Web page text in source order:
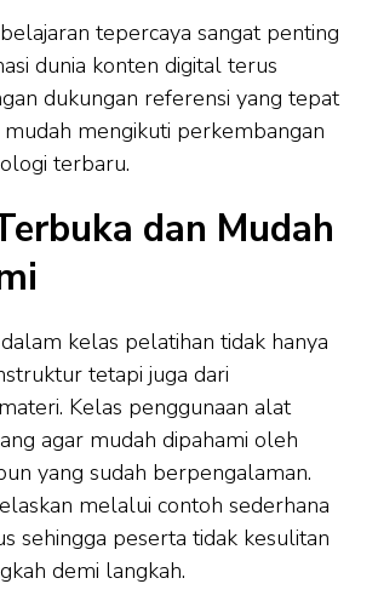
tepercaya sangat penting
dunia konten digital terus
dukungan referensi yang tepat
mengikuti perkembangan
terbaru.
dan Mudah
kelas pelatihan tidak hanya
tetapi juga dari
Kelas penggunaan alat
agar mudah dipahami oleh
yang sudah berpengalaman.
melalui contoh sederhana
sehingga peserta tidak kesulitan
demi langkah.